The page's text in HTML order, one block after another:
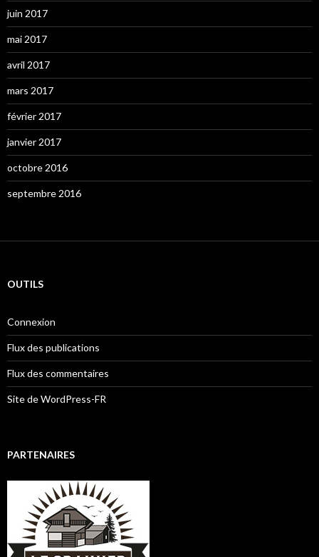
juin 2017
mai 2017
avril 2017
mars 2017
février 2017
janvier 2017
octobre 2016
septembre 2016
OUTILS
Connexion
Flux des publications
Flux des commentaires
Site de WordPress-FR
PARTENAIRES